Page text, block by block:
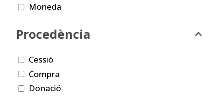
Moneda
Procedència
Cessió
Compra
Donació